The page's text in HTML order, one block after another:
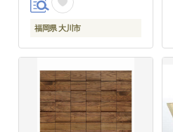
福岡県 大川市